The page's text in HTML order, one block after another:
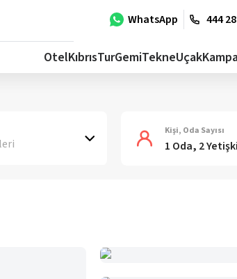
WhatsApp 444
OtelKıbrısTurGemiTekneUçak
Kişi, Oda Sayısı
1 Oda, 2